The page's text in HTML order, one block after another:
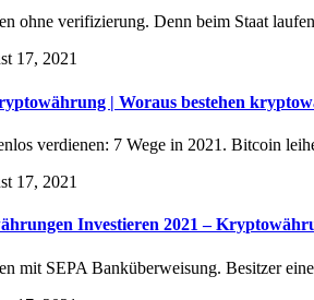
ohne verifizierung. Denn beim Staat
17, 2021
| Woraus bestehen
verdienen: 7 Wege in 2021. Bitcoin
17, 2021
Investieren 2021 –
mit SEPA Banküberweisung. Besitzer